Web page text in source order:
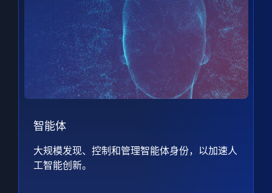
智能体
大规模发现、控制和管理智能体身份，以加速人
工智能创新。